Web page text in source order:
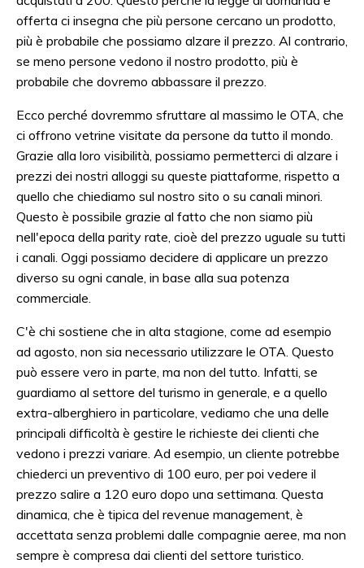
offerta ci insegna che più persone cercano un prodotto,
più è probabile che possiamo alzare il prezzo. Al contrario,
se meno persone vedono il nostro prodotto, più è
probabile che dovremo abbassare il prezzo.
Ecco perché dovremmo sfruttare al massimo le OTA, che
ci offrono vetrine visitate da persone da tutto il mondo.
Grazie alla loro visibilità, possiamo permetterci di alzare i
prezzi dei nostri alloggi su queste piattaforme, rispetto a
quello che chiediamo sul nostro sito o su canali minori.
Questo è possibile grazie al fatto che non siamo più
nell'epoca della parity rate, cioè del prezzo uguale su tutti
i canali. Oggi possiamo decidere di applicare un prezzo
diverso su ogni canale, in base alla sua potenza
commerciale.
C'è chi sostiene che in alta stagione, come ad esempio
ad agosto, non sia necessario utilizzare le OTA. Questo
può essere vero in parte, ma non del tutto. Infatti, se
guardiamo al settore del turismo in generale, e a quello
extra-alberghiero in particolare, vediamo che una delle
principali difficoltà è gestire le richieste dei clienti che
vedono i prezzi variare. Ad esempio, un cliente potrebbe
chiederci un preventivo di 100 euro, per poi vedere il
prezzo salire a 120 euro dopo una settimana. Questa
dinamica, che è tipica del revenue management, è
accettata senza problemi dalle compagnie aeree, ma non
sempre è compresa dai clienti del settore turistico.